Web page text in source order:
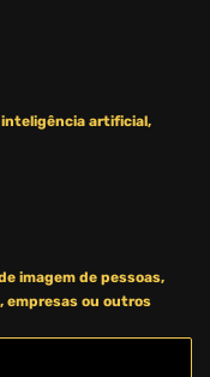
artificial,
imagem de pessoas,
empresas ou outros